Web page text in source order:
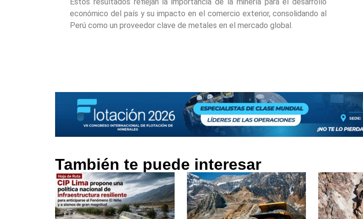
Estos resultados reflejan la importancia de la minería para el desarrollo
económico del país y su impacto en el comercio exterior, consolidando al
Perú como un proveedor clave de metales en el mercado global.
También te puede interesar